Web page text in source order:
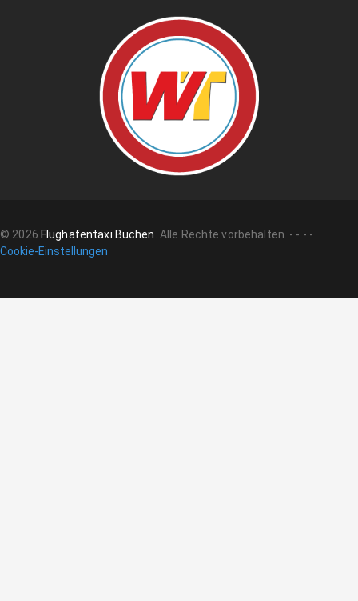
© 2026 Flughafentaxi Buchen. Alle Rechte vorbehalten. - - - -
Cookie-Einstellungen